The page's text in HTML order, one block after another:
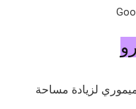
لزيادة مساحة